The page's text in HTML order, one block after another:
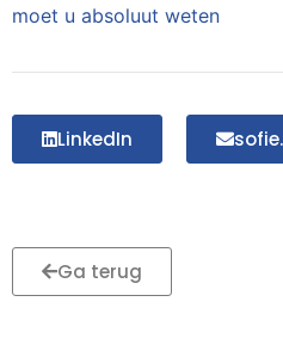
moet u absoluut weten
LinkedIn
Ga terug